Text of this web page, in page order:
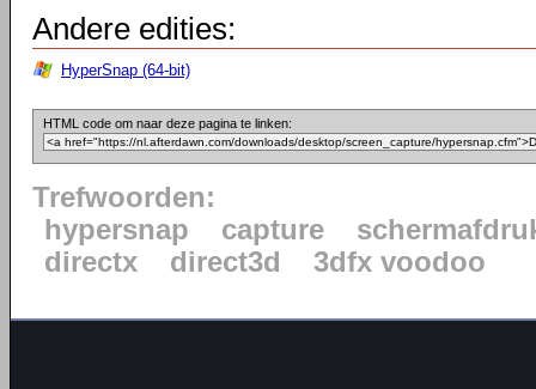
Andere edities:
HyperSnap (64-bit)
HTML code om naar deze pagina te linken:
Trefwoorden:
hypersnap
capture
directx
direct3d 3dfx voodoo